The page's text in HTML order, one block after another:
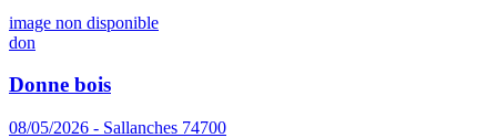
image non disponible
don
Donne bois
08/05/2026 - Sallanches 74700